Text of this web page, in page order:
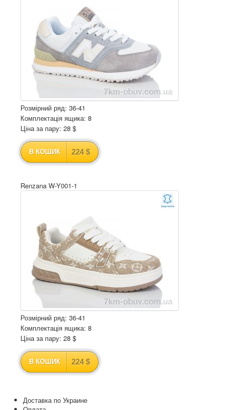
Розмірний ряд: 36-41
Комплектація ящика: 8
Ціна за пару: 28 $
В КОШИК 224 $
Renzana W-Y001-1
Розмірний ряд: 36-41
Комплектація ящика: 8
Ціна за пару: 28 $
В КОШИК 224 $
Доставка по Украине